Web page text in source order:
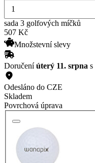
sada 3 golfových míčků
507 Kč
Množstevní slevy
Doručeníúterý 11. srpna s
Odesláno do CZE
Skladem
Povrchová úprava